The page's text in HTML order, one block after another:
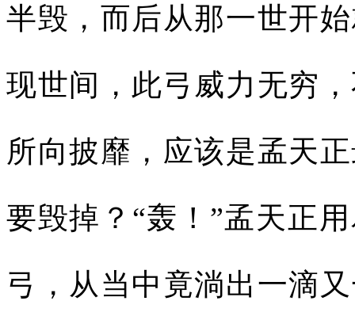
半毁，而后从那一世开
现世间，此弓威力无穷
所向披靡，应该是孟天
要毁掉？“轰！”孟天正
弓，从当中竟淌出一滴